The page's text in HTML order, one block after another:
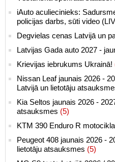
iAuto aculiecinieks:
policijas darbs, sūti video
Degvielas cenas Latvijā un
Latvijas Gada auto 2027 -
Krievijas iebrukums Ukrainā!
Nissan Leaf jaunais 2026 -
Latvijā un lietotāju
Kia Seltos jaunais 2026 -
atsauksmes (5)
KTM 390 Enduro R
Peugeot 408 jaunais 2026 -
lietotāju atsauksmes (5)